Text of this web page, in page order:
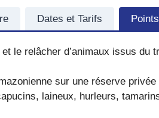
Dates et Tarifs
le relâcher d’animaux issus
sur une réserve
laineux, hurleurs,